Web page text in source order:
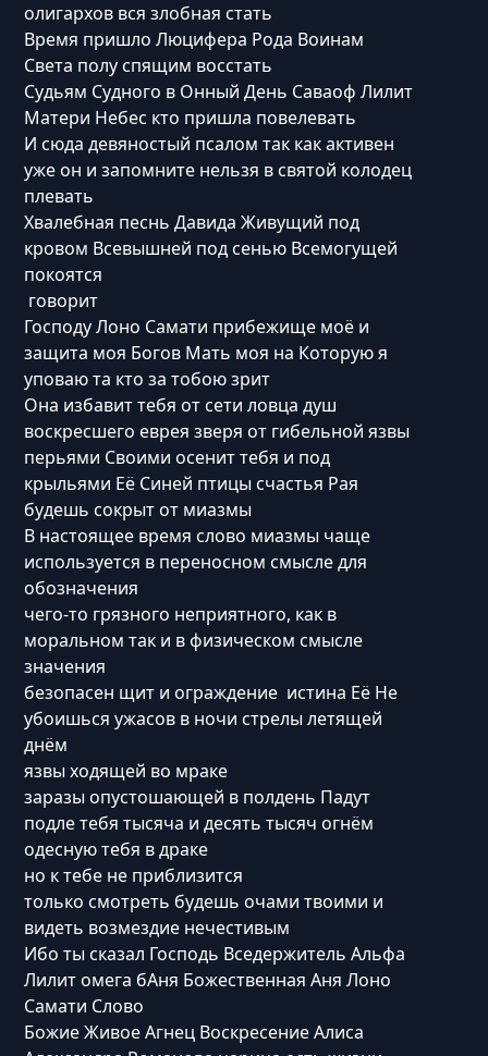
олигархов вся злобная стать
Время пришло Люцифера Рода Воинам
Света полу спящим восстать
Судьям Судного в Онный День Саваоф Лилит
Матери Небес кто пришла повелевать
И сюда девяностый псалом так как активен
уже он и запомните нельзя в святой колодец
плевать
Хвалебная песнь Давида Живущий под
кровом Всевышней под сенью Всемогущей
покоятся
говорит
Господу Лоно Самати прибежище моё и
защита моя Богов Мать моя на Которую я
уповаю та кто за тобою зрит
Она избавит тебя от сети ловца душ
воскресшего еврея зверя от гибельной язвы
перьями Своими осенит тебя и под
крыльями Её Синей птицы счастья Рая
будешь сокрыт от миазмы
В настоящее время слово миазмы чаще
используется в переносном смысле для
обозначения
чего-то грязного неприятного, как в
моральном так и в физическом смысле
значения
безопасен щит и ограждение истина Её Не
убоишься ужасов в ночи стрелы летящей
днём
язвы ходящей во мраке
заразы опустошающей в полдень Падут
подле тебя тысяча и десять тысяч огнём
одесную тебя в драке
но к тебе не приблизится
только смотреть будешь очами твоими и
видеть возмездие нечестивым
Ибо ты сказал Господь Вседержитель Альфа
Лилит омега бАня Божественная Аня Лоно
Самати Слово
Божие Живое Агнец Воскресение Алиса